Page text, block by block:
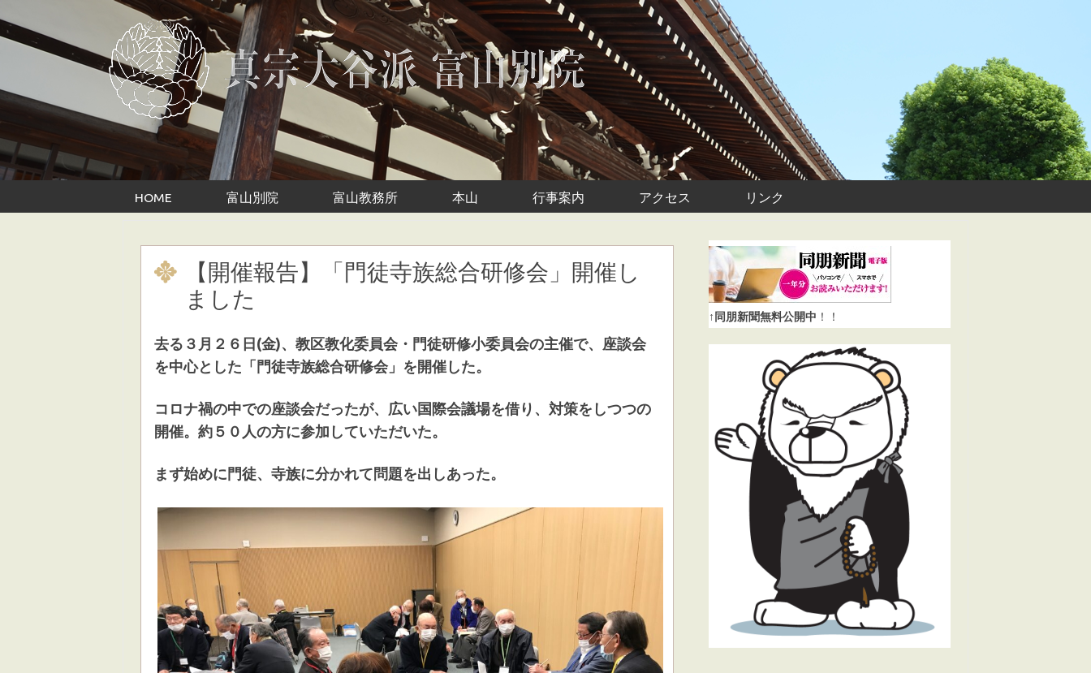
HOME 富山別院 富山教務所 本山 行事案内 アクセス リンク
【開催報告】「門徒寺族総合研修会」開催し
ました
去る３月２６日(金)、教区教化委員会・門徒研修小委員会の主催で、座談会
を中心とした「門徒寺族総合研修会」を開催した。
コロナ禍の中での座談会だったが、広い国際会議場を借り、対策をしつつの
開催。約５０人の方に参加していただいた。
まず始めに門徒、寺族に分かれて問題を出しあった。
↑同朋新聞無料公開中 ！！